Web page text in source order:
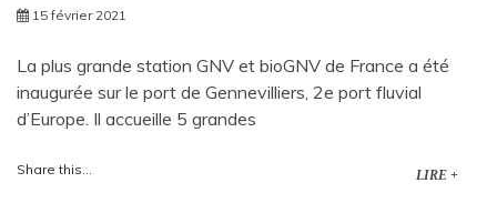
15 février 2021
La plus grande station GNV et bioGNV de France a été
inaugurée sur le port de Gennevilliers, 2e port fluvial
d’Europe. Il accueille 5 grandes
Share this... LIRE +